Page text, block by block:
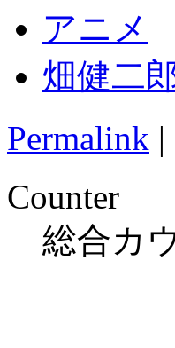
アニメ
畑健二
Permalink
Counter
総合カ